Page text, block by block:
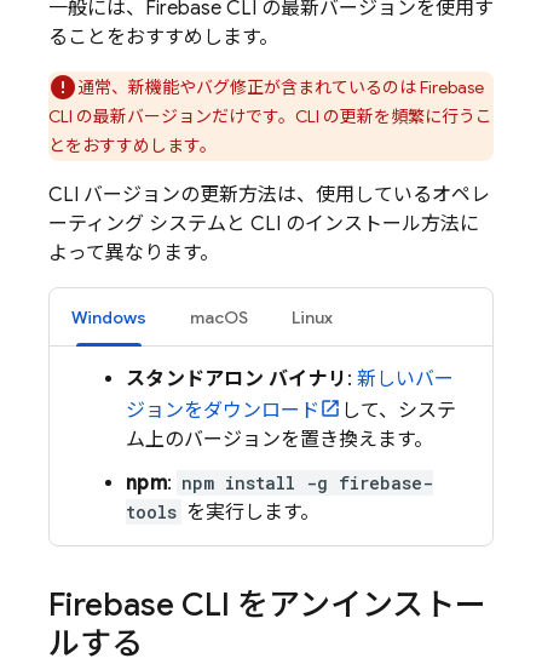
一般には、 Firebase CLI の最新バージョンを使用す
ることをおすすめします。
通常、新機能やバグ修正が含まれているのはFirebase
CLI の最新バージョンだけです。CLI の更新を頻繁に行うこ
とをおすすめします。
CLI バージョンの更新方法は、使用しているオペレ
ーティング システムと CLI のインストール方法に
よって異なります。
Windows macOS Linux
スタンドアロン バイナリ : 新しいバー
ジョンをダウンロード
して、システ
ム上のバージョンを置き換えます。
npm: npm install -g firebase-
tools を実行します。
Firebase CLI をアンインストー
ルする